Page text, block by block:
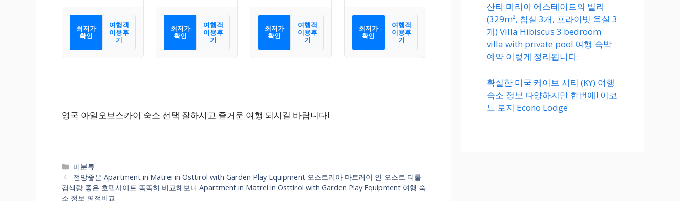
최저가
확인
여행객
이용후
기
최저가
확인
여행객
이용후
기
최저가
확인
여행객
이용후
기
최저가
확인
여행객
이용후
기
영국 아일오브스카이 숙소 선택 잘하시고 즐거운 여행 되시길 바랍니다!
카
테
고
리
미분류
전망좋은 Apartment in Matrei in Osttirol with Garden Play Equipment 오스트리아 마트레이 인 오스트 티롤
검색량 좋은 호텔사이트 똑똑히 비교해보니 Apartment in Matrei in Osttirol with Garden Play Equipment 여행 숙
소 정보 평점비교
산타 마리아 에스테이트의 빌라
(329m², 침실 3개, 프라이빗 욕실 3
개) Villa Hibiscus 3 bedroom
villa with private pool 여행 숙박
예약 이렇게 정리됩니다.
확실한 미국 케이브 시티 (KY) 여행
숙소 정보 다양하지만 한번에! 이코
노 로지 Econo Lodge